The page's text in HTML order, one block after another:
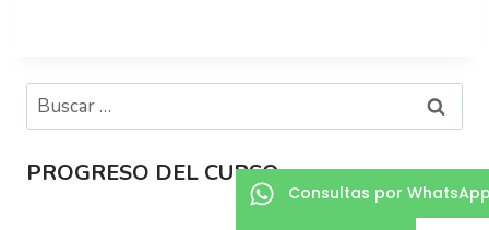
PROGRESO DEL CURSO
Consultas por